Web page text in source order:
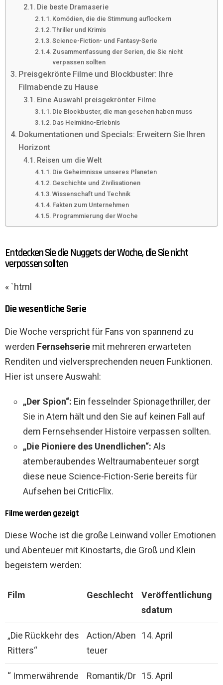
Die beste Dramaserie
Komödien, die die Stimmung auflockern
Thriller und Krimis
Science-Fiction- und Fantasy-Serie
Zusammenfassung der Serien, die Sie nicht
verpassen sollten
Preisgekrönte Filme und Blockbuster: Ihre
Filmabende zu Hause
Eine Auswahl preisgekrönter Filme
Die Blockbuster, die man gesehen haben muss
Das Heimkino-Erlebnis
Dokumentationen und Specials: Erweitern Sie Ihren
Horizont
Reisen um die Welt
Die Geheimnisse unseres Planeten
Geschichte und Zivilisationen
Wissenschaft und Technik
Fakten zum Unternehmen
Programmierung der Woche
Entdecken Sie die Nuggets der Woche, die Sie nicht
verpassen sollten
« `html
Die wesentliche Serie
Die Woche verspricht für Fans von spannend zu
werden Fernsehserie mit mehreren erwarteten
Renditen und vielversprechenden neuen Funktionen.
Hier ist unsere Auswahl:
„Der Spion“: Ein fesselnder Spionagethriller, der
Sie in Atem hält und den Sie auf keinen Fall auf
dem Fernsehsender Histoire verpassen sollten.
„Die Pioniere des Unendlichen“: Als
atemberaubendes Weltraumabenteuer sorgt
diese neue Science-Fiction-Serie bereits für
Aufsehen bei CriticFlix.
Filme werden gezeigt
Diese Woche ist die große Leinwand voller Emotionen
und Abenteuer mit Kinostarts, die Groß und Klein
begeistern werden:
Film Geschlecht
Veröffentlichung
sdatum
„Die Rückkehr des
Ritters“
Action/Aben
teuer
14. April
“ Immerwährende
Romantik/Dr 15. April